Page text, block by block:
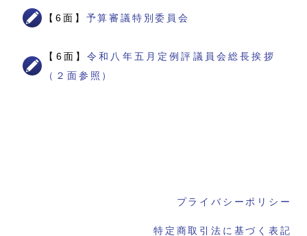
【6面】 予算審議特別委員会
【6面】令和八年五月定例評議員会総長挨拶
（２面参照）
プライバシーポリシー
特定商取引法に基づく表記